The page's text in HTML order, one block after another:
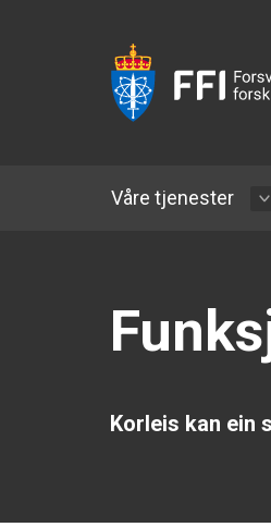
Våre tjenester
Korleis kan ein